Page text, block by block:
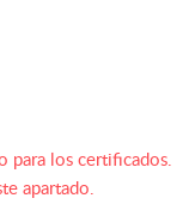
para los certificados.
apartado.